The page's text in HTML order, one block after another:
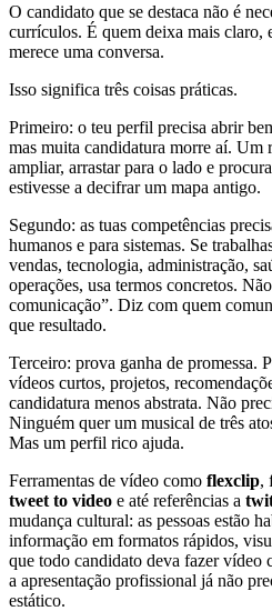
O candidato que se destaca não é
currículos. É quem deixa mais claro,
merece uma conversa.
Isso significa três coisas práticas.
Primeiro: o teu perfil precisa abrir
mas muita candidatura morre aí. Um
ampliar, arrastar para o lado e
estivesse a decifrar um mapa antigo.
Segundo: as tuas competências
humanos e para sistemas. Se
vendas, tecnologia, administração,
operações, usa termos concretos.
comunicação”. Diz com quem
que resultado.
Terceiro: prova ganha de promessa.
vídeos curtos, projetos,
candidatura menos abstrata. Não
Ninguém quer um musical de três
Mas um perfil rico ajuda.
Ferramentas de vídeo como flexclip,
tweet to video e até referências a
mudança cultural: as pessoas estão
informação em formatos rápidos,
que todo candidato deva fazer
a apresentação profissional já não
estático.